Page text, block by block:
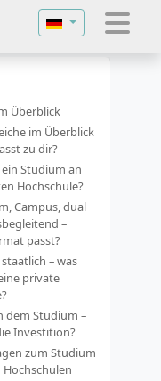
Sprache
Überblick
im Überblick
zu dir?
Studium an
Hochschule?
Campus, dual
–
passt?
– was
private
dem Studium –
Investition?
zum Studium